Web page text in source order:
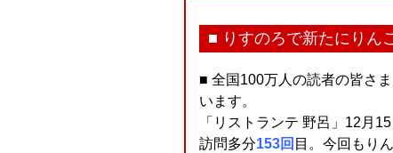
■ りすのろで新たにりん
■ 全国100万人の読者の皆さま
います。
「リストランテ 野呂」12月
訪問多分153回 目。今回もり